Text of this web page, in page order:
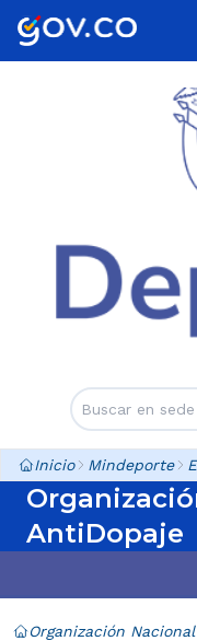
Inicio Mindeporte
AntiDopaje
Organización